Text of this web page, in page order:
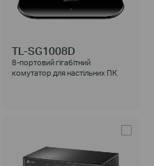
TL-SG1008D
8-портовий гігабітний
комутатор для настільних ПК